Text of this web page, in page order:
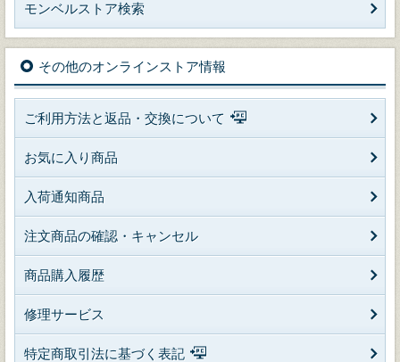
モンベルストア検索
その他のオンラインストア情報
ご利用方法と返品・交換について
お気に入り商品
入荷通知商品
注文商品の確認・キャンセル
商品購入履歴
修理サービス
特定商取引法に基づく表記